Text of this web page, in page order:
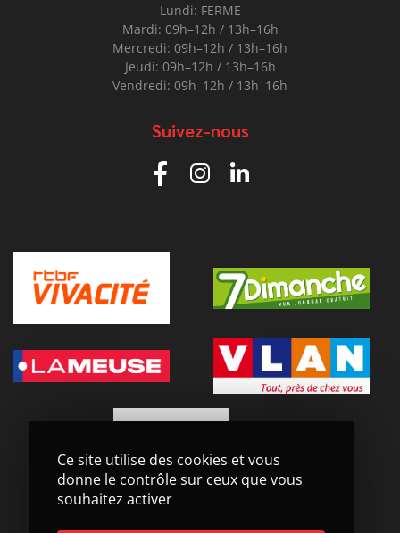
Lundi: FERME
Mardi: 09h–12h / 13h–16h
Mercredi: 09h–12h / 13h–16h
Jeudi: 09h–12h / 13h–16h
Vendredi: 09h–12h / 13h–16h
Suivez-nous
Ce site utilise des cookies et vous
donne le contrôle sur ceux que vous
souhaitez activer